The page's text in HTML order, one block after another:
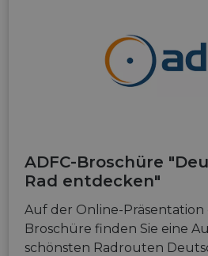
ADFC-Broschüre
Rad entdecken"
Auf der Online-Präsentation
Broschüre finden Sie eine
schönsten Radrouten